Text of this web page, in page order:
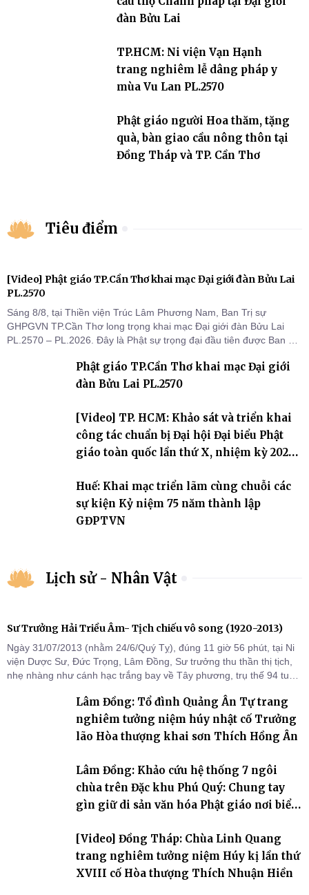
đàn Bửu Lai
TP.HCM: Ni viện Vạn Hạnh
trang nghiêm lễ dâng pháp y
mùa Vu Lan PL.2570
Phật giáo người Hoa thăm, tặng
quà, bàn giao cầu nông thôn tại
Đồng Tháp và TP. Cần Thơ
Tiêu điểm
[Video] Phật giáo TP.Cần Thơ khai mạc Đại giới đàn Bửu Lai
PL.2570
Sáng 8/8, tại Thiền viện Trúc Lâm Phương Nam, Ban Trị sự
GHPGVN TP.Cần Thơ long trọng khai mạc Đại giới đàn Bửu Lai
PL.2570 – PL.2026. Đây là Phật sự trọng đại đầu tiên được Ban Trị
thứ I, thể hiện sự quan tâm đối với công tác truyền giới, đào tạo
Tăng tài và tiếp nối mạng mạch Tăng-g
Phật giáo TP.Cần Thơ khai mạc Đại giới
đàn Bửu Lai PL.2570
[Video] TP. HCM: Khảo sát và triển khai
công tác chuẩn bị Đại hội Đại biểu Phật
giáo toàn quốc lần thứ X, nhiệm kỳ 2026-
Huế: Khai mạc triển lãm cùng chuỗi các
sự kiện Kỷ niệm 75 năm thành lập
GĐPTVN
Lịch sử - Nhân Vật
Sư Trưởng Hải Triều Âm- Tịch chiếu vô song (1920-2013)
Ngày 31/07/2013 (nhằm 24/6/Quý Tỵ), đúng 11 giờ 56 phút, tại Ni
viện Dược Sư, Đức Trọng, Lâm Đồng, Sư trưởng thu thần thị tịch,
nhẹ nhàng như cánh hạc trắng bay về Tây phương, trụ thế 94 tuổi
Lâm Đồng: Tổ đình Quảng Ân Tự trang
nghiêm tưởng niệm húy nhật cố Trưởng
lão Hòa thượng khai sơn Thích Hồng Ân
Lâm Đồng: Khảo cứu hệ thống 7 ngôi
chùa trên Đặc khu Phú Quý: Chung tay
gìn giữ di sản văn hóa Phật giáo nơi biển
[Video] Đồng Tháp: Chùa Linh Quang
trang nghiêm tưởng niệm Húy kị lần thứ
XVIII cố Hòa thượng Thích Nhuận Hiền